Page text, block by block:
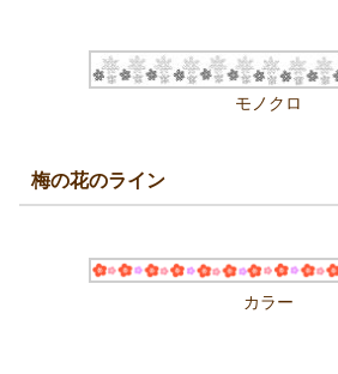
モノクロ
梅の花のライン
カラー